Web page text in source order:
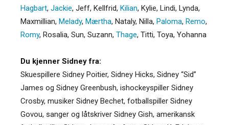
Hagbart, Jackie, Jeff, Kellfrid, Kilian, Kylie, Lindi, Lynda,
Maxmillian, Melady, Mærtha, Nataly, Nilla, Paloma, Remo,
Romy, Rosalia, Sun, Suzann, Thage, Titti, Toya, Yohanna
Du kjenner Sidney fra:
Skuespillere Sidney Poitier, Sidney Hicks, Sidney “Sid”
James og Sidney Greenbush, ishockeyspiller Sidney
Crosby, musiker Sidney Bechet, fotballspiller Sidney
Govou, sanger og låtskriver Sidney Gish, amerikansk